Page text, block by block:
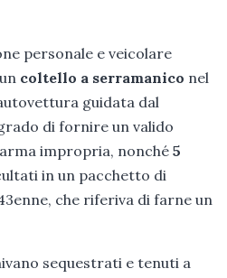
personale e veicolare
coltello a serramanico nel
guidata dal
di fornire un valido
impropria, nonché 5
in un pacchetto di
che riferiva di farne un
sequestrati e tenuti a